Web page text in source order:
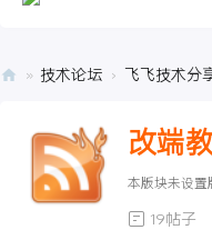
» 技术论坛 › 飞飞技术分
改端
本版块未设置
19帖子